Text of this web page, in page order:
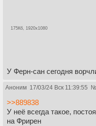
175Кб, 1920x1080
У Ферн-сан сегодня
Аноним 17/03/24 Вск 11:39:55
>>889838
У неё всегда такое,
на Фрирен